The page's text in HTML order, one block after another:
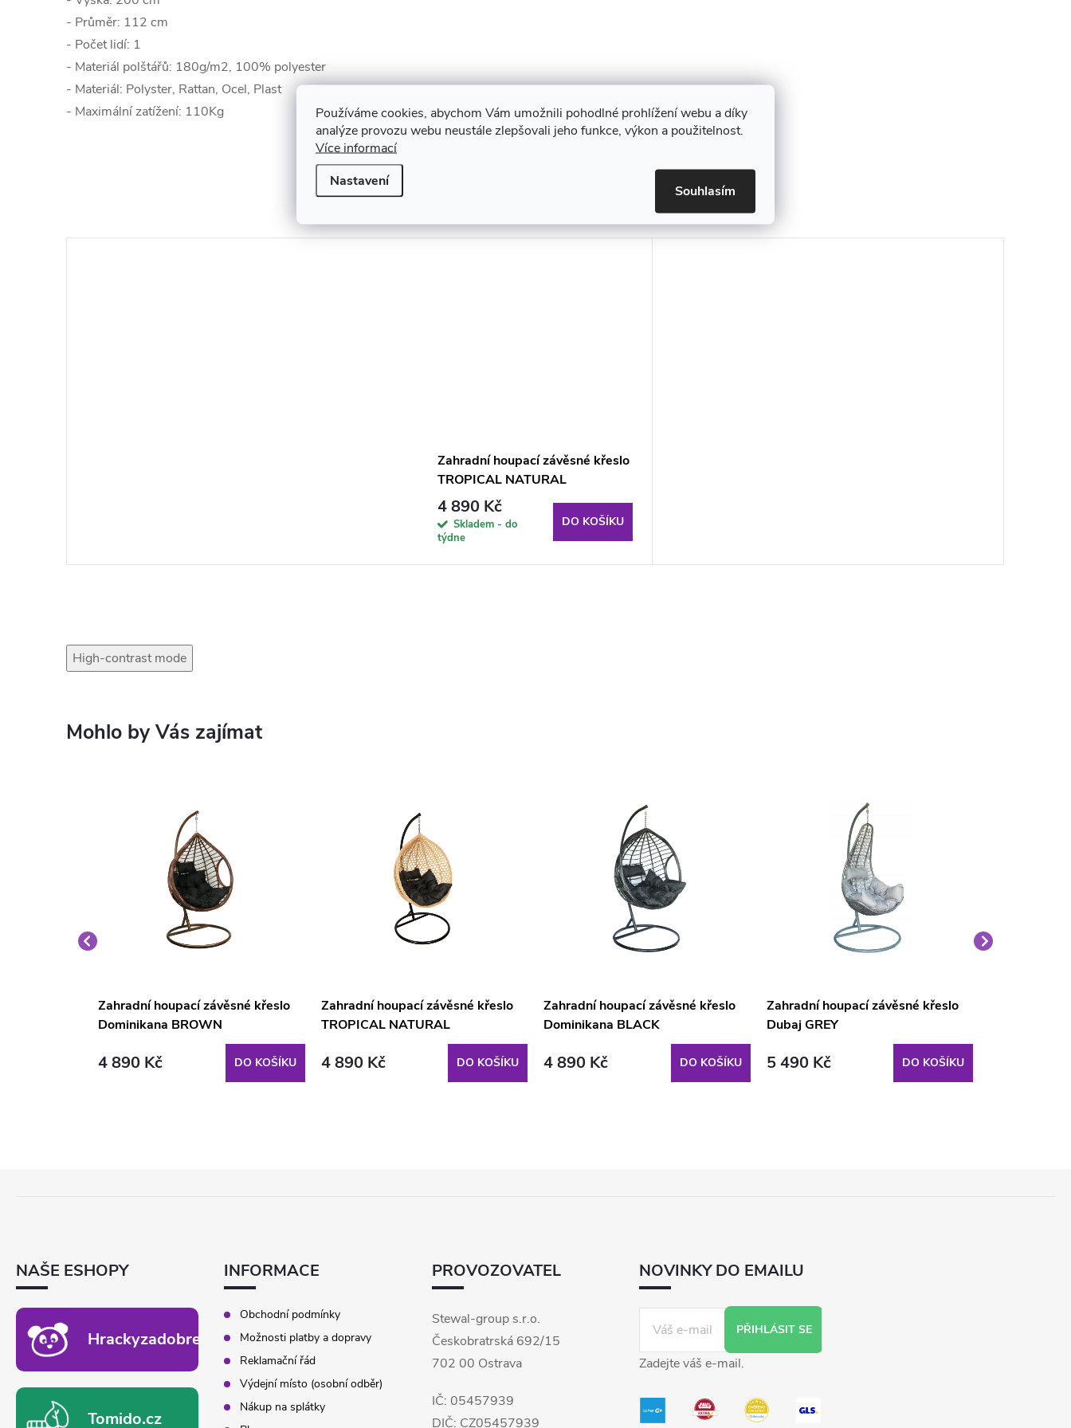
Používáme cookies, abychom Vám umožnili pohodlné prohlížení webu a díky
analýze provozu webu neustále zlepšovali jeho funkce, výkon a použitelnost.
Více informací
Nastavení
Souhlasím
- Průměr: 112 cm
- Počet lidí: 1
- Materiál polštářů: 180g/m2, 100% polyester
- Materiál: Polyster, Rattan, Ocel, Plast
- Maximální zatížení: 110Kg
Zahradní houpací závěsné křeslo
TROPICAL NATURAL
4 890 Kč
Skladem - do
týdne
DO KOŠÍKU
High-contrast mode
Zahradní houpací závěsné křeslo
Dominikana BROWN
4 890 Kč DO KOŠÍKU
Zahradní houpací závěsné křeslo
TROPICAL NATURAL
4 890 Kč DO KOŠÍKU
Zahradní houpací závěsné křeslo
Dominikana BLACK
4 890 Kč DO KOŠÍKU
Zahradní houpací závěsné křeslo
Dubaj GREY
5 490 Kč DO KOŠÍKU
NAŠE ESHOPY
Hrackyzadobrekacky.cz
Tomido.cz
INFORMACE
Obchodní podmínky
Možnosti platby a dopravy
Reklamační řád
Výdejní místo (osobní odběr)
Nákup na splátky
PROVOZOVATEL
Stewal-group s.r.o.
Českobratrská 692/15
702 00 Ostrava
IČ: 05457939
DIČ: CZ05457939
NOVINKY DO EMAILU
PŘIHLÁSIT SE
Zadejte váš e-mail.